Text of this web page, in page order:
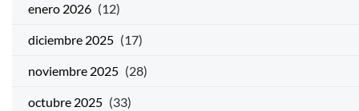
enero 2026 (12)
diciembre 2025 (17)
noviembre 2025 (28)
octubre 2025 (33)